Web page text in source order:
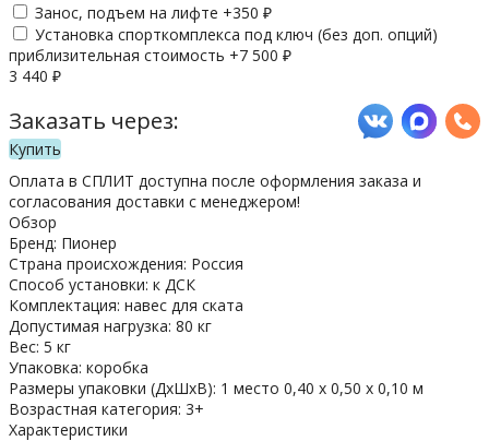
Занос, подъем на лифте +350 ₽
Установка спорткомплекса под ключ (без доп. опций)
приблизительная стоимость +7 500 ₽
3 440 ₽
Заказать через:
Купить
Оплата в СПЛИТ доступна после оформления заказа и
согласования доставки с менеджером!
Обзор
Бренд: Пионер
Страна происхождения: Россия
Способ установки: к ДСК
Комплектация: навес для ската
Допустимая нагрузка: 80 кг
Вес: 5 кг
Упаковка: коробка
Размеры упаковки (ДхШхВ): 1 место 0,40 х 0,50 х 0,10 м
Возрастная категория: 3+
Характеристики